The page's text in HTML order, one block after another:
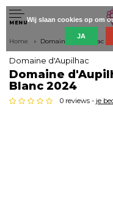
MENU
Home Domaine d'Aupilhac -
Domaine d'Aupilhac
Domaine
Blanc 2024
0 reviews - je
Wij slaan cookies op om
JA